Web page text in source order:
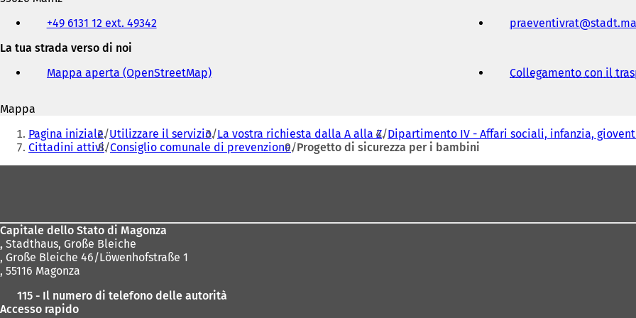
indirizzo
mail
+49 6131 12 ext. 49342 praeventivrat
La tua strada verso di noi
Mappa aperta (OpenStreetMap)(
p
r
e
i
a
a
s
Collegamento con il
Mappa
Siete
qui:
Pagina iniziale Utilizzare il servizio La vostra richiesta dalla A alla Z Dipartimento IV - Affari sociali, infanzia,
Cittadini attivi Consiglio comunale di prevenzione Progetto di sicurezza per i bambini
Capitale dello Stato di Magonza
, Stadthaus, Große Bleiche
, Große Bleiche 46/Löwenhofstraße 1
, 55116 Magonza
115 - Il numero di telefono delle autorità
Accesso rapido